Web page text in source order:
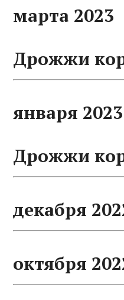
марта 2023
Дрожжи
января 2023
Дрожжи
декабря
октября